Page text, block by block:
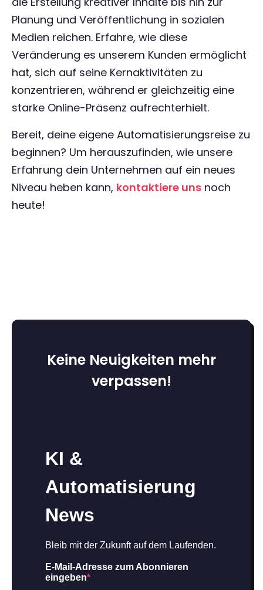
Planung und Veröffentlichung in sozialen
Medien reichen. Erfahre, wie diese
Veränderung es unserem Kunden ermöglicht
hat, sich auf seine Kernaktivitäten zu
konzentrieren, während er gleichzeitig eine
starke Online-Präsenz aufrechterhielt.
Bereit, deine eigene Automatisierungsreise zu
beginnen? Um herauszufinden, wie unsere
Erfahrung dein Unternehmen auf ein neues
Niveau heben kann, kontaktiere uns noch
heute!
Keine Neuigkeiten mehr
verpassen!